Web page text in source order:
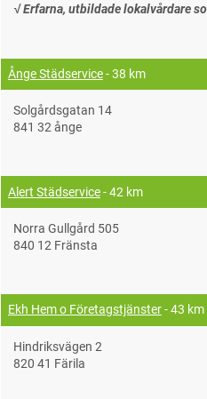
√ Erfarna, utbildade lokalvårdare
Ånge Städservice- 38 km
Solgårdsgatan 14
841 32 ånge
Alert Städservice- 42 km
Norra Gullgård 505
840 12 Fränsta
Ekh Hem o Företagstjänster- 43 km
Hindriksvägen 2
820 41 Färila